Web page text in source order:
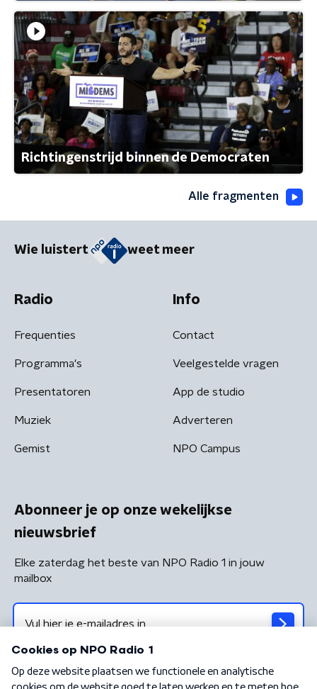
Richtingenstrijd binnen de Democraten
Alle fragmenten
Wie luistert weet meer
Radio
Frequenties
Programma's
Presentatoren
Muziek
Gemist
Info
Contact
Veelgestelde vragen
App de studio
Adverteren
NPO Campus
Abonneer je op onze wekelijkse
nieuwsbrief
Elke zaterdag het beste van NPO Radio 1 in jouw
mailbox